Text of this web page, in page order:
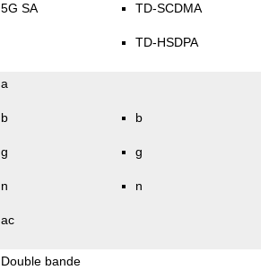
5G SA TD-SCDMA
TD-HSDPA
a
b
g
n
ac
b
g
n
Double bande